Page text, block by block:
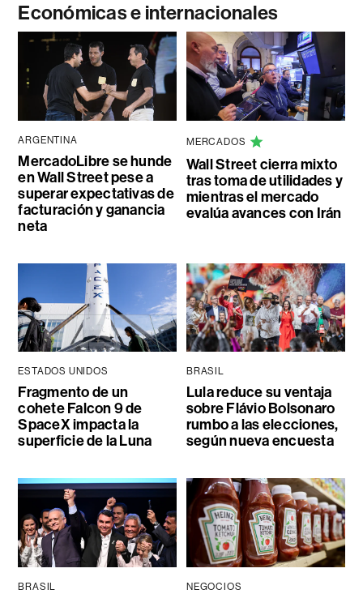
Económicas e internacionales
ARGENTINA
MercadoLibre se hunde
en Wall Street pese a
superar expectativas de
facturación y ganancia
neta
MERCADOS
Wall Street cierra mixto
tras toma de utilidades y
mientras el mercado
evalúa avances con Irán
ESTADOS UNIDOS
Fragmento de un
cohete Falcon 9 de
SpaceX impacta la
superficie de la Luna
BRASIL
Lula reduce su ventaja
sobre Flávio Bolsonaro
rumbo a las elecciones,
según nueva encuesta
BRASIL NEGOCIOS